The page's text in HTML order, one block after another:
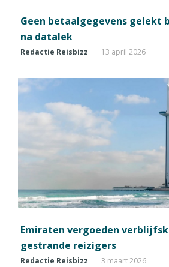
Geen betaalgegevens gelekt
na datalek
Redactie Reisbizz 13 april 2026
Emiraten vergoeden
gestrande reizigers
Redactie Reisbizz 3 maart 2026